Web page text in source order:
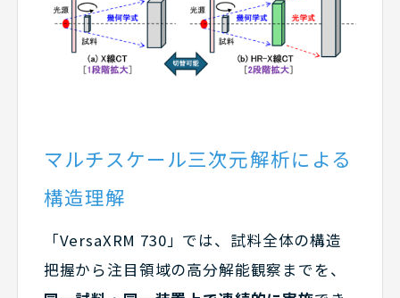
マルチスケール三次元解析による
構造理解
「VersaXRM 730」では、試料全体の構造
把握から注目領域の高分解能観察までを、